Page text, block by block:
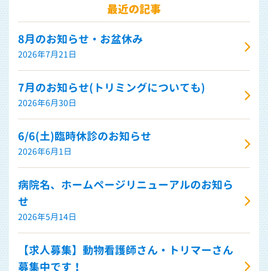
最近の記事
8月のお知らせ・お盆休み
2026年7月21日
7月のお知らせ(トリミングについても)
2026年6月30日
6/6(土)臨時休診のお知らせ
2026年6月1日
病院名、ホームページリニューアルのお知ら
せ
2026年5月14日
【求人募集】動物看護師さん・トリマーさん
募集中です！